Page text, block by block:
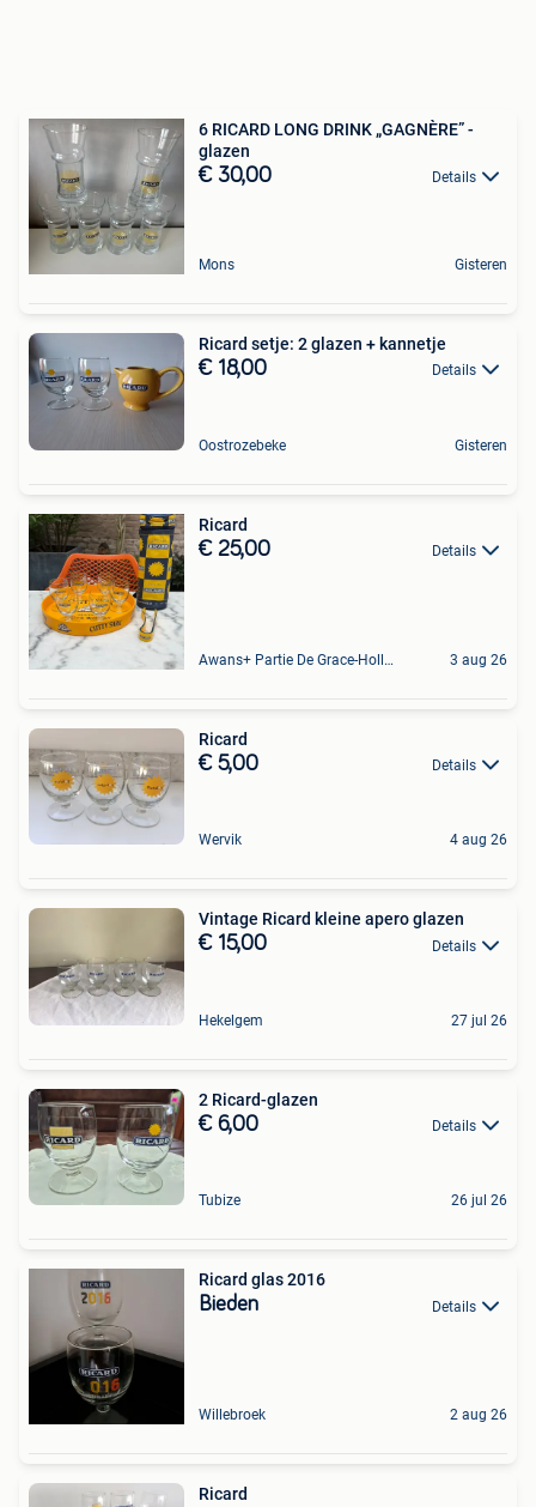
6 RICARD LONG DRINK „GAGNÈRE” -
glazen
€ 30,00 Details
Mons Gisteren
Ricard setje: 2 glazen + kannetje
€ 18,00 Details
Oostrozebeke Gisteren
Ricard
€ 25,00 Details
Awans+ Partie De Grace-Hollogne 3 aug 26
Ricard
€ 5,00 Details
Wervik 4 aug 26
Vintage Ricard kleine apero glazen
€ 15,00 Details
Hekelgem 27 jul 26
2 Ricard-glazen
€ 6,00 Details
Tubize 26 jul 26
Ricard glas 2016
Bieden Details
Willebroek 2 aug 26
Ricard